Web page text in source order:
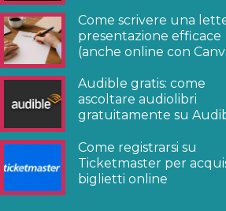
Come scrivere una
presentazione efficace
(anche online con
Audible gratis: come
ascoltare audiolibri
gratuitamente su
Come registrarsi su
Ticketmaster per
biglietti online